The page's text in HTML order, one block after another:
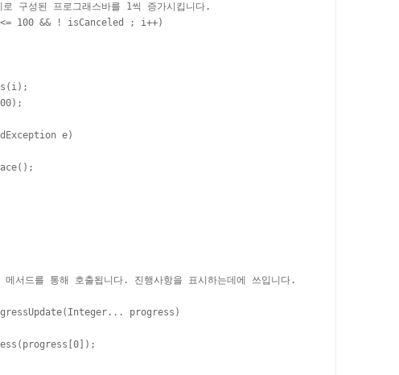
구성된 프로그래스바를 1씩 증가시킵니다.
100 && ! isCanceled ; i++)
e)
드를 통해 호출됩니다. 진행사항을 표시하는데에 쓰입니다.
progress)